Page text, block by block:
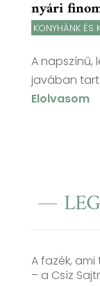
nyári
KONYHÁNK ÉS
A napszínű,
javában tart.
Elolvasom
A fazék,
– a Csíz